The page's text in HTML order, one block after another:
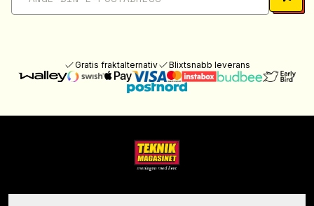
Gratis fraktalternativ Blixtsnabb leverans